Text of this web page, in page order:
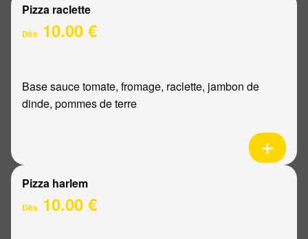
Pizza raclette
Dès 10.00 €
Base sauce tomate, fromage, raclette, jambon de
dinde, pommes de terre
Pizza harlem
Dès 10.00 €